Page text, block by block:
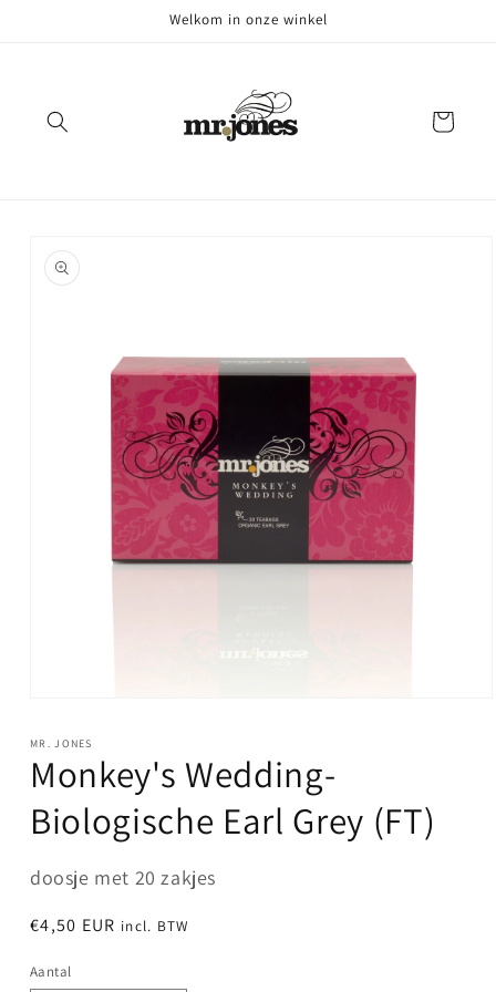
Welkom in onze winkel
Winkelwagen
direct naar
openen
modaal
MR. JONES
Monkey's Wedding-
Biologische Earl Grey (FT)
doosje met 20 zakjes
Normale
€4,50 EUR incl. BTW
Aantal
Aantal